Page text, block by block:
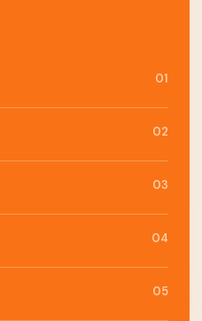
01
02
03
04
05